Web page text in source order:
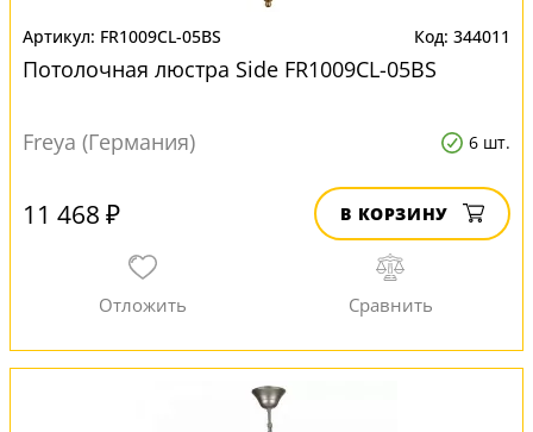
FR1009CL-05BS 344011
Потолочная люстра Side FR1009CL-05BS
Freya (Германия) 6 шт.
11 468 ₽ В КОРЗИНУ